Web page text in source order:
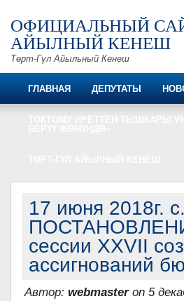
ОФИЦИАЛЬНЫЙ
АЙЫЛНЫЙ КЕНЕШ
Төрт-Гүл Айыльный Кенеш
ГЛАВНАЯ ДЕПУТАТЫ
17 июня 2018г.
сессии XXVII
ассигнований
Автор: webmasteron 5